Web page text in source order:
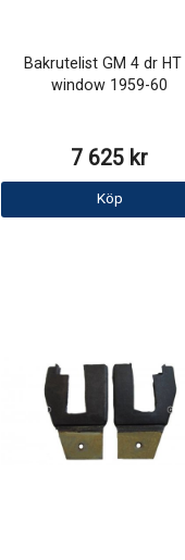
Bakrutelist GM 4 dr
window 1959-60
7 625 kr
Köp